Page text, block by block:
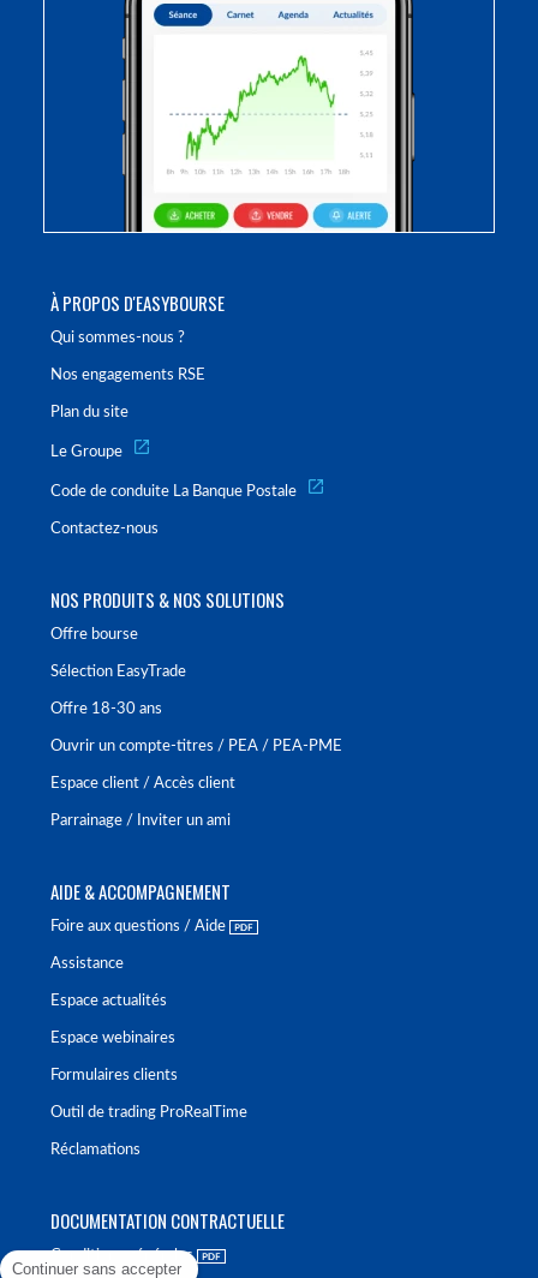
À PROPOS D'EASYBOURSE
Qui sommes-nous ?
Nos engagements RSE
Plan du site
Le Groupe
Code de conduite La Banque Postale
Contactez-nous
NOS PRODUITS & NOS SOLUTIONS
Offre bourse
Sélection EasyTrade
Offre 18-30 ans
Ouvrir un compte-titres / PEA / PEA-PME
Espace client / Accès client
Parrainage / Inviter un ami
AIDE & ACCOMPAGNEMENT
Foire aux questions / Aide
Assistance
Espace actualités
Espace webinaires
Formulaires clients
Outil de trading ProRealTime
Réclamations
DOCUMENTATION CONTRACTUELLE
Conditions générales
Continuer sans accepter